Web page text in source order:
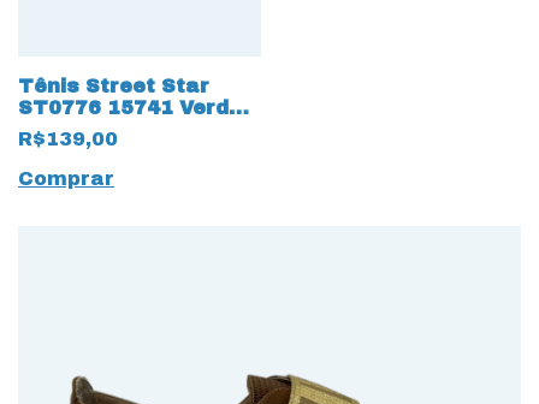
Tênis Street Star
ST0776 15741 Verde
Bandeira
R$139,00
Comprar